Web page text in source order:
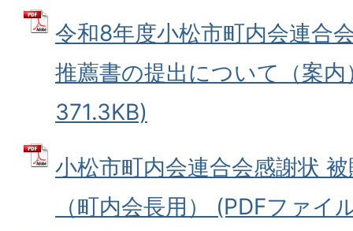
令和8年度小松市町内会連合
推薦書の提出について（案
371.3KB)
小松市町内会連合会感謝状
（町内会長用） (PDFファイ